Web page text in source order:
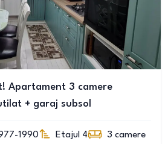
Apartament 3 camere
+ garaj subsol
1990 Etajul 4 3 camere